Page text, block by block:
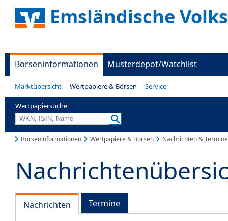
Emsländische
Börseninformationen Musterdepot/Watchlist
Marktübersicht Wertpapiere & Börsen Service
Wertpapiersuche
Börseninformationen Wertpapiere & Börsen Nachrichten & Termine
Nachrichten Termine